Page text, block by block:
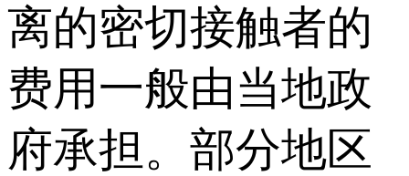
离的密切接触者的
费用一般由当地政
府承担。部分地区